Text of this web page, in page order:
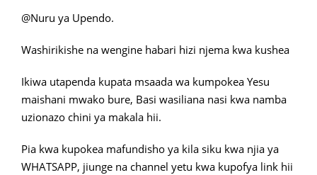
@Nuru ya Upendo.
Washirikishe na wengine habari hizi njema kwa kushea
Ikiwa utapenda kupata msaada wa kumpokea Yesu
maishani mwako bure, Basi wasiliana nasi kwa namba
uzionazo chini ya makala hii.
Pia kwa kupokea mafundisho ya kila siku kwa njia ya
WHATSAPP, jiunge na channel yetu kwa kupofya link hii